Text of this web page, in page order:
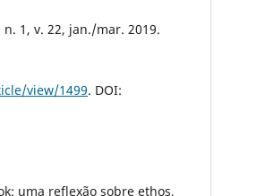
1, v. 22, jan./mar. 2019.
view/1499. DOI:
uma reflexão sobre ethos,